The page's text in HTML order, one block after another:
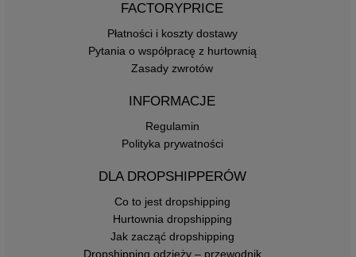
FACTORYPRICE
Płatności i koszty dostawy
Pytania o współpracę z hurtownią
Zasady zwrotów
INFORMACJE
Regulamin
Polityka prywatności
DLA DROPSHIPPERÓW
Co to jest dropshipping
Hurtownia dropshipping
Jak zacząć dropshipping
Dropshipping odzieży – przewodnik